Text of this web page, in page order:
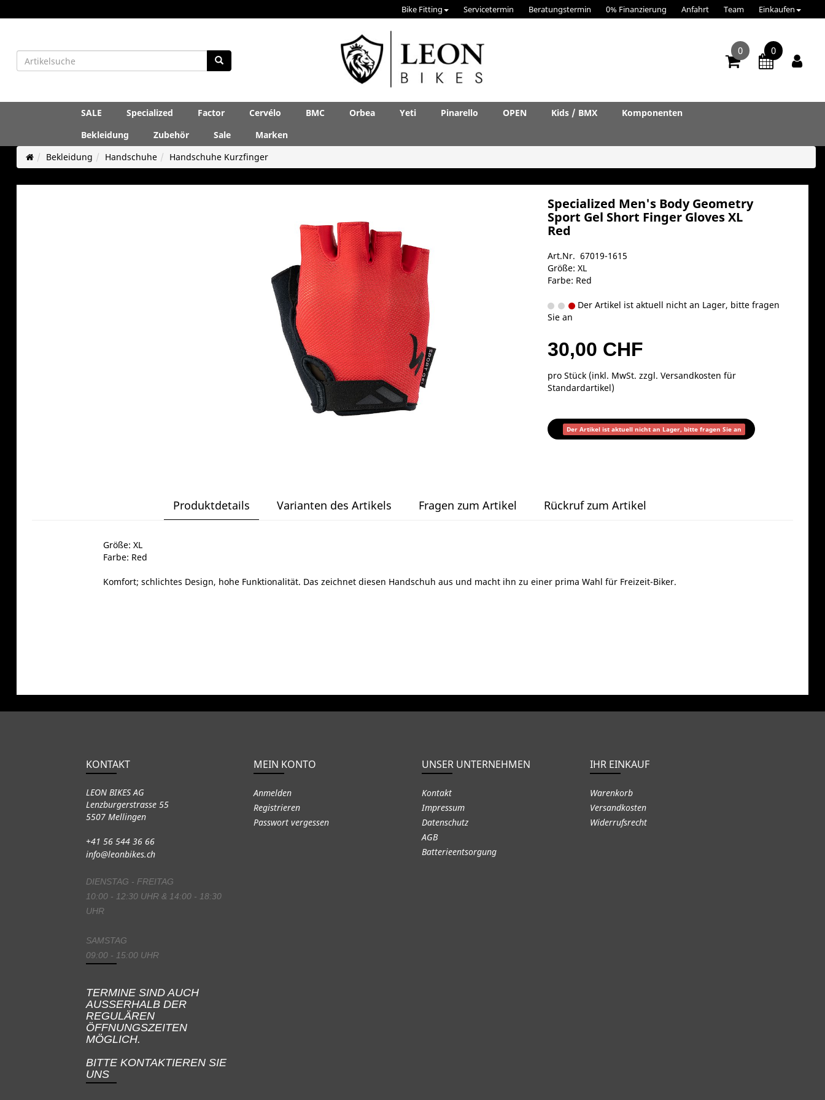
Bike Fitting Servicetermin Beratungstermin 0% Finanzierung Anfahrt Team Einkaufen
0 0
SALE Specialized Factor Cervélo BMC Orbea Yeti Pinarello OPEN Kids / BMX
Komponenten
Bekleidung
Zubehör Sale
Marken
Bekleidung
Handschuhe Handschuhe Kurzfinger
Specialized Men's Body Geometry
Sport Gel Short Finger Gloves XL
Red
Art.Nr. 67019-1615
Größe: XL
Farbe: Red
Der Artikel ist aktuell nicht an Lager, bitte fragen
Sie an
30,00 CHF
pro Stück (inkl. MwSt. zzgl.Versandkosten für
Standardartikel)
Der Artikel ist aktuell nicht an Lager, bitte fragen Sie an
Produktdetails Varianten des Artikels Fragen zum Artikel Rückruf zum Artikel
Größe: XL
Farbe: Red
Komfort; schlichtes Design, hohe Funktionalität. Das zeichnet diesen Handschuh aus und macht ihn zu einer prima Wahl für Freizeit-Biker.
KONTAKT
LEON BIKES AG
Lenzburgerstrasse 55
5507 Mellingen
+41 56 544 36 66
info@leonbikes.ch
DIENSTAG - FREITAG
10:00 - 12:30 UHR & 14:00 - 18:30
UHR
SAMSTAG
09:00 - 15:00 UHR
TERMINE SIND AUCH
AUSSERHALB DER
REGULÄREN
ÖFFNUNGSZEITEN
MÖGLICH.
BITTE KONTAKTIEREN SIE
UNS
MEIN KONTO
Anmelden
Registrieren
Passwort vergessen
UNSER UNTERNEHMEN
Kontakt
Impressum
Datenschutz
AGB
Batterieentsorgung
IHR EINKAUF
Warenkorb
Versandkosten
Widerrufsrecht